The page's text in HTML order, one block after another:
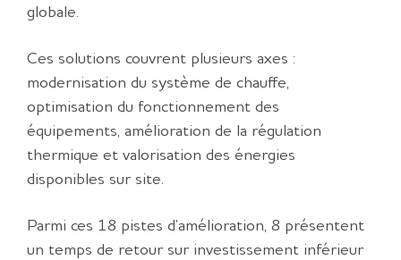
globale.
Ces solutions couvrent plusieurs axes :
modernisation du système de chauffe,
optimisation du fonctionnement des
équipements, amélioration de la régulation
thermique et valorisation des énergies
disponibles sur site.
Parmi ces 18 pistes d’amélioration, 8 présentent
un temps de retour sur investissement inférieur